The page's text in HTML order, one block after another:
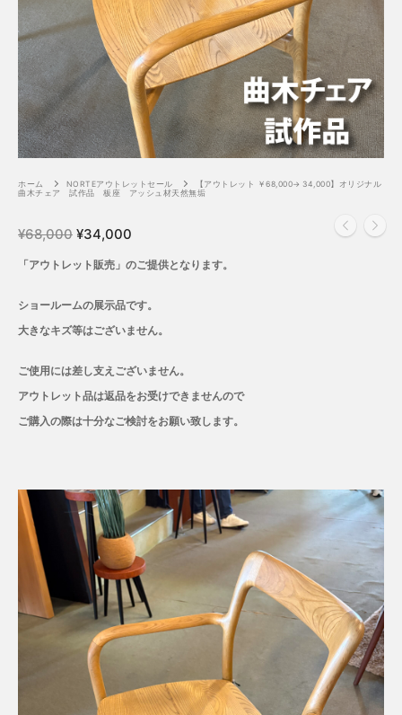
ホーム NORTEアウトレットセール
【アウトレット ￥68,000→ 34,000】オリジナル
曲木チェア 試作品 板座 アッシュ材天然無垢
¥68,000 ¥34,000
「アウトレット販売」のご提供となります。
ショールームの展示品です。
大きなキズ等はございません。
ご使用には差し支えございません。
アウトレット品は返品をお受けできませんので
ご購入の際は十分なご検討をお願い致します。